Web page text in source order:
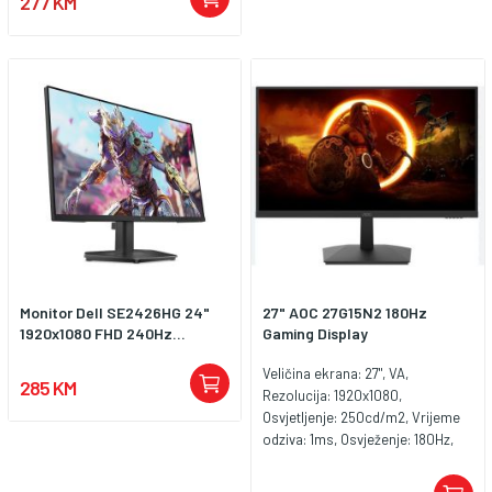
monitor u kompaktnom formatu.
Monitor Dell SE2426HG 24"
1920x1080 FHD 240Hz...
285 KM
27" AOC 27G15N2 180Hz
Gaming Display
Veličina ekrana: 27", VA,
Rezolucija: 1920x1080,
Osvjetljenje: 250cd/m2, Vrijeme
odziva: 1ms, Osvježenje: 180Hz,